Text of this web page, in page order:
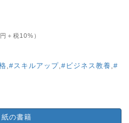
＋税10%）
#スキルアップ #ビジネス教養 #
紙の書籍